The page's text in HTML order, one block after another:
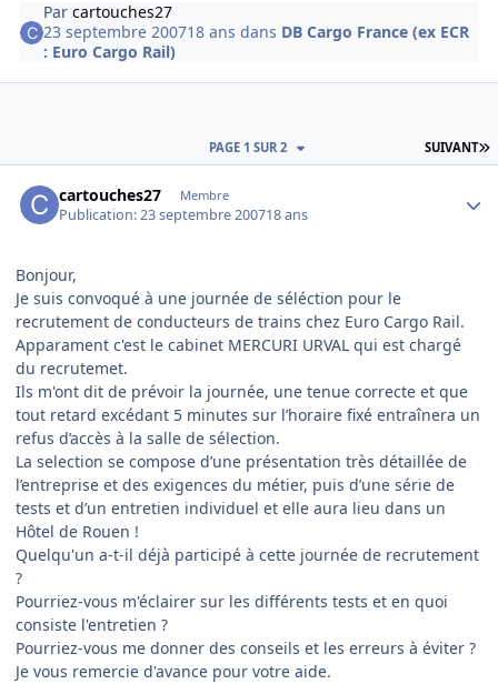
Parcartouches27
23 septembre 200718 ans dans DB Cargo France (ex ECR
: Euro Cargo Rail)
SUIVANT
PAGE 1 SUR 2
cartouches27 Membre
Publication:23 septembre 200718 ans
Bonjour,
Je suis convoqué à une journée de séléction pour le
recrutement de conducteurs de trains chez Euro Cargo Rail.
Apparament c'est le cabinet MERCURI URVAL qui est chargé
du recrutemet.
Ils m'ont dit de prévoir la journée, une tenue correcte et que
tout retard excédant 5 minutes sur l’horaire fixé entraînera un
refus d’accès à la salle de sélection.
La selection se compose d’une présentation très détaillée de
l’entreprise et des exigences du métier, puis d’une série de
tests et d’un entretien individuel et elle aura lieu dans un
Hôtel de Rouen !
Quelqu'un a-t-il déjà participé à cette journée de recrutement
?
Pourriez-vous m'éclairer sur les différents tests et en quoi
consiste l'entretien ?
Pourriez-vous me donner des conseils et les erreurs à éviter ?
Je vous remercie d'avance pour votre aide.